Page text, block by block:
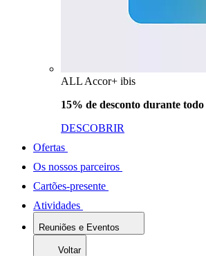
ALL Accor+ ibis
15% de desconto durante todo
DESCOBRIR
Ofertas
Os nossos parceiros
Cartões-presente
Atividades
Reuniões e Eventos
Voltar